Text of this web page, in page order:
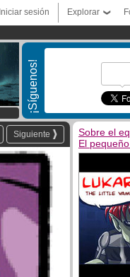
Explorar
Iniciar sesión
¡Síguenos!
Siguiente
Sobre el
El